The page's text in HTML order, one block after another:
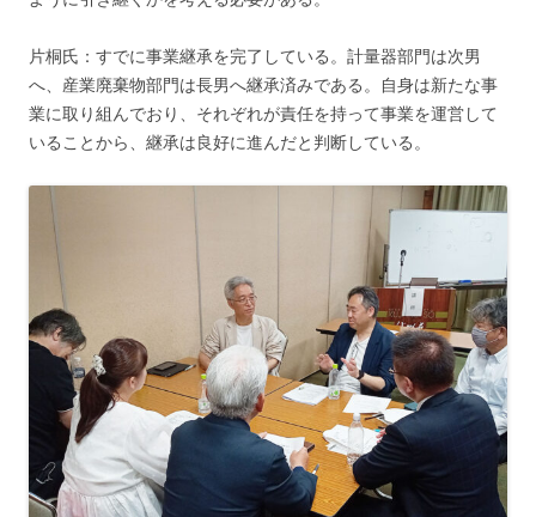
片桐氏：すでに事業継承を完了している。計量器部門は次男
へ、産業廃棄物部門は長男へ継承済みである。自身は新たな事
業に取り組んでおり、それぞれが責任を持って事業を運営して
いることから、継承は良好に進んだと判断している。